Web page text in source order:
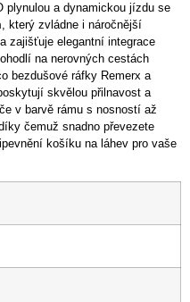
plynulou a dynamickou jízdu se
, který zvládne i náročnější
zajišťuje elegantní integrace
na nerovných cestách
bezdušové ráfky Remerx a
skvělou přilnavost a
v barvě rámu s nosností až
čemuž snadno převezete
košíku na láhev pro vaše